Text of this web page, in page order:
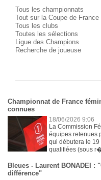
Tous les championnats
Tout sur la Coupe de France
Tous les clubs
Toutes les sélections
Ligue des Champions
Recherche de joueuse
Championnat de France
connues
18/06/2026 9:06
La Commission
équipes retenues
qui débutera le
qualifiées (sous
Bleues - Laurent BONADEI
différence"